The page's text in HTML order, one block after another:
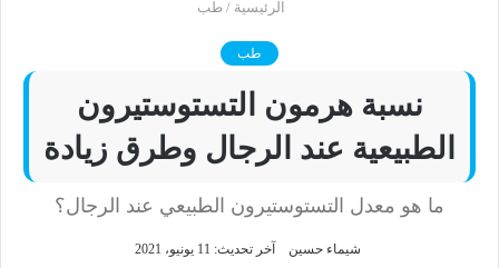
الرئيسية / طب
طب
نسبة هرمون التستوستيرون
الطبيعية عند الرجال وطرق زيادة
ما هو معدل التستوستيرون الطبيعي عند الرجال؟
شيماء حسين آخر تحديث: 11 يونيو، 2021